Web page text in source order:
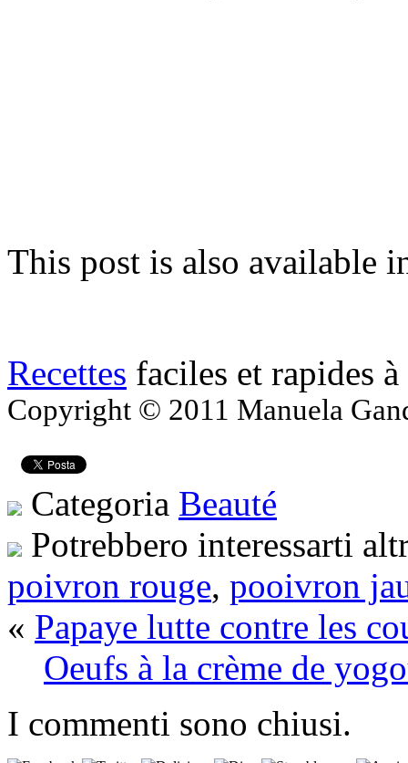
This post is also available
Recettes faciles et rapides
Copyright © 2011 Manuela
Categoria Beauté
Potrebbero interessarti
poivron rouge, pooivron
« Papaye lutte contre les
Oeufs à la crème de
I commenti sono chiusi.